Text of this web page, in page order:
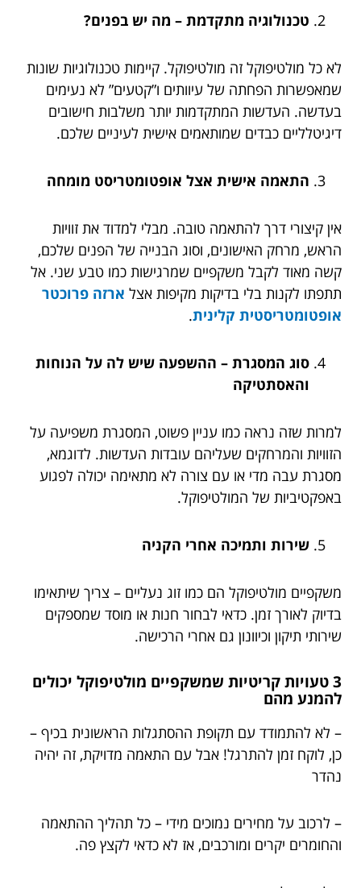
טכנולוגיה מתקדמת – מה יש בפנים?
לא כל מולטיפוקל זה מולטיפוקל. קיימות טכנולוגיות שונות
שמאפשרות הפחתה של עיוותים ו”קטעים” לא נעימים
בעדשה. העדשות המתקדמות יותר משלבות חישובים
דיגיטלליים כבדים שמותאמים אישית לעיניים שלכם.
התאמה אישית אצל אופטומטריסט מומחה
אין קיצורי דרך להתאמה טובה. מבלי למדוד את זוויות
הראש, מרחק האישונים, וסוג הבנייה של הפנים שלכם,
קשה מאוד לקבל משקפיים שמרגישות כמו טבע שני. אל
תתפתו לקנות בלי בדיקות מקיפות אצל ארזה פרוכטר
אופטומטריסטית קלינית.
סוג המסגרת – ההשפעה שיש לה על הנוחות
והאסתטיקה
למרות שזה נראה כמו עניין פשוט, המסגרת משפיעה על
הזוויות והמרחקים שעליהם עובדות העדשות. לדוגמא,
מסגרת עבה מדי או עם צורה לא מתאימה יכולה לפגוע
באפקטיביות של המולטיפוקל.
שירות ותמיכה אחרי הקניה
משקפיים מולטיפוקל הם כמו זוג נעליים – צריך שיתאימו
בדיוק לאורך זמן. כדאי לבחור חנות או מוסד שמספקים
שירותי תיקון וכיוונון גם אחרי הרכישה.
3 טעויות קריטיות שמשקפיים מולטיפוקל יכולים
להמנע מהם
– לא להתמודד עם תקופת ההסתגלות הראשונית בכיף –
כן, לוקח זמן להתרגל! אבל עם התאמה מדויקת, זה יהיה
נהדר
– לרכוב על מחירים נמוכים מידי – כל תהליך ההתאמה
והחומרים יקרים ומורכבים, אז לא כדאי לקצץ פה.